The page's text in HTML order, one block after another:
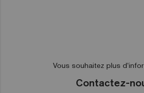
Vous souhaitez plus
Contactez-